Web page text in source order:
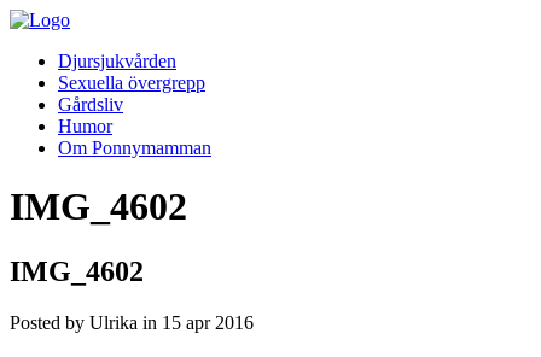
Djursjukvården
Sexuella övergrepp
Gårdsliv
Humor
Om Ponnymamman
IMG_4602
IMG_4602
Posted by Ulrika in 15 apr 2016